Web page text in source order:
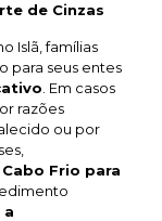
de Cinzas
Islã, famílias
para seus entes
. Em casos
razões
ou por
Frio para
a